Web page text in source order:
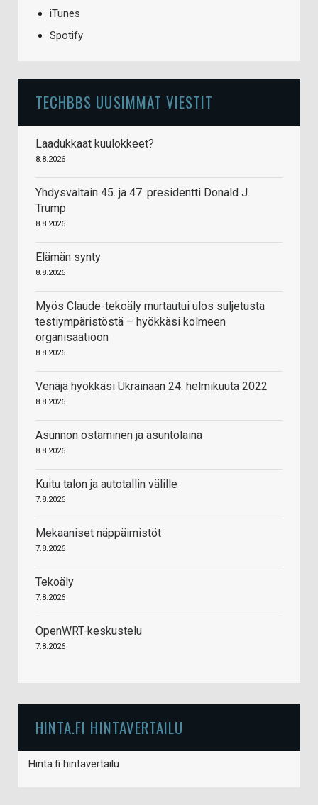
iTunes
Spotify
TECHBBS UUSIMMAT VIESTIT
Laadukkaat kuulokkeet?
8.8.2026
Yhdysvaltain 45. ja 47. presidentti Donald J.
Trump
8.8.2026
Elämän synty
8.8.2026
Myös Claude-tekoäly murtautui ulos suljetusta
testiympäristöstä – hyökkäsi kolmeen
organisaatioon
8.8.2026
Venäjä hyökkäsi Ukrainaan 24. helmikuuta 2022
8.8.2026
Asunnon ostaminen ja asuntolaina
8.8.2026
Kuitu talon ja autotallin välille
7.8.2026
Mekaaniset näppäimistöt
7.8.2026
Tekoäly
7.8.2026
OpenWRT-keskustelu
7.8.2026
HINTA.FI HINTAVERTAILU
Hinta.fi hintavertailu